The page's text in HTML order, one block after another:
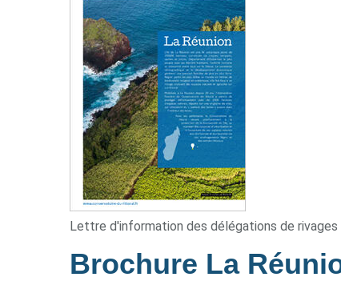
Lettre d'information des délégations de rivages
Brochure La